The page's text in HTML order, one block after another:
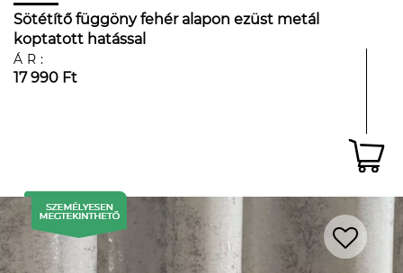
Sötétítő függöny fehér alapon ezüst metál
koptatott hatással
ÁR:
17 990 Ft